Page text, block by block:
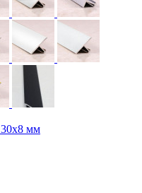
30х8 мм